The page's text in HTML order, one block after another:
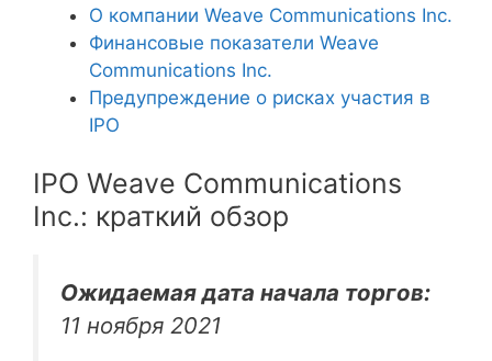
О компании Weave Communications Inc.
Финансовые показатели Weave
Communications Inc.
Предупреждение о рисках участия в
IPO
IPO Weave Communications
Inc.: краткий обзор
Ожидаемая дата начала торгов:
11 ноября 2021